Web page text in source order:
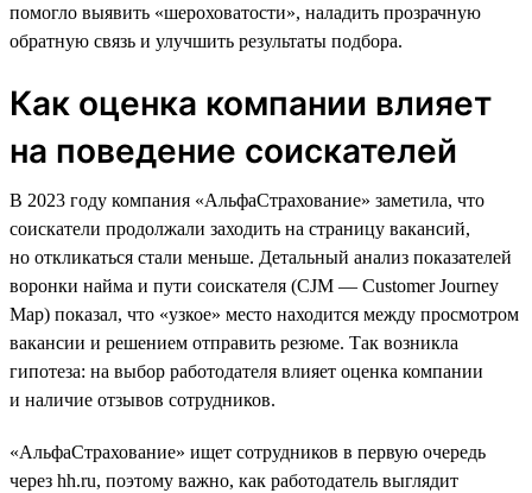
помогло выявить «шероховатости», наладить прозрачную
обратную связь и улучшить результаты подбора.
Как оценка компании влияет
на поведение соискателей
В 2023 году компания «АльфаСтрахование» заметила, что
соискатели продолжали заходить на страницу вакансий,
но откликаться стали меньше. Детальный анализ показателей
воронки найма и пути соискателя (CJM — Customer Journey
Map) показал, что «узкое» место находится между просмотром
вакансии и решением отправить резюме. Так возникла
гипотеза: на выбор работодателя влияет оценка компании
и наличие отзывов сотрудников.
«АльфаСтрахование» ищет сотрудников в первую очередь
через hh.ru, поэтому важно, как работодатель выглядит